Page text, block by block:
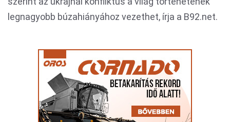
legnagyobb búzahiányához vezethet, írja a B92.net.